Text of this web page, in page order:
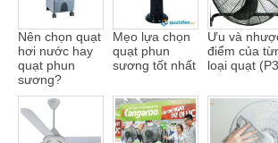
Nên chọn quạt
hơi nước hay
quạt phun
sương?
Mẹo lựa chọn
quạt phun
sương tốt nhất
Ưu và
điểm của
loại quạt